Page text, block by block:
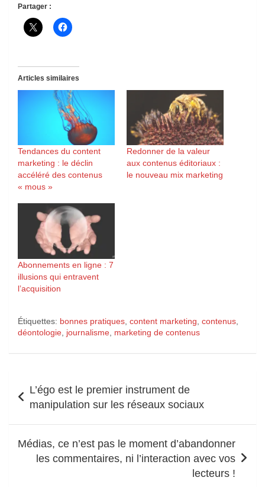
Partager :
Articles similaires
Tendances du content
marketing : le déclin
accéléré des contenus
« mous »
Redonner de la valeur
aux contenus éditoriaux :
le nouveau mix marketing
Abonnements en ligne : 7
illusions qui entravent
l’acquisition
Étiquettes: bonnes pratiques content marketing contenus
déontologie journalisme marketing de contenus
de
L’égo est le premier instrument de
manipulation sur les réseaux sociaux
Médias, ce n’est pas le moment d’abandonner
les commentaires, ni l’interaction avec vos
lecteurs !